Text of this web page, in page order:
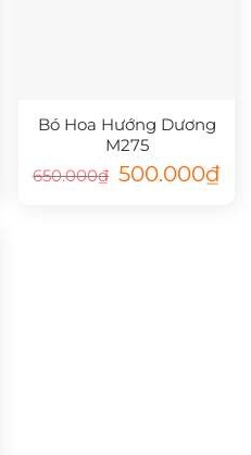
Bó Hoa Hướng Dương
M275
650.000₫
Giá
gốc
500.000₫Giá